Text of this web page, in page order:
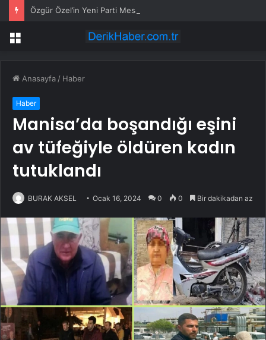
Menü
Anasayfa / Haber
Haber
Manisa’da boşandığı eşini
av tüfeğiyle öldüren kadın
tutuklandı
BURAK AKSEL Ocak 16, 2024 0 0 Bir dakikadan az